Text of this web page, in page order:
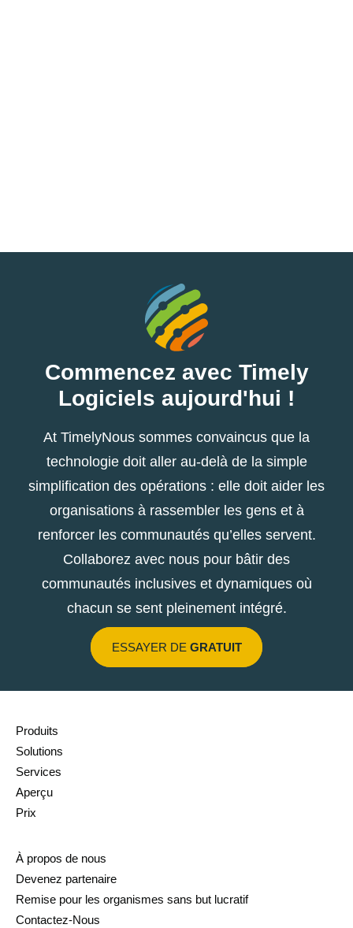
Commencez avec Timely
Logiciels aujourd'hui !
At TimelyNous sommes convaincus que la
technologie doit aller au-delà de la simple
simplification des opérations : elle doit aider les
organisations à rassembler les gens et à
renforcer les communautés qu’elles servent.
Collaborez avec nous pour bâtir des
communautés inclusives et dynamiques où
chacun se sent pleinement intégré.
ESSAYER DE GRATUIT
Produits
Solutions
Services
Aperçu
Prix
À propos de nous
Devenez partenaire
Remise pour les organismes sans but lucratif
Contactez-Nous